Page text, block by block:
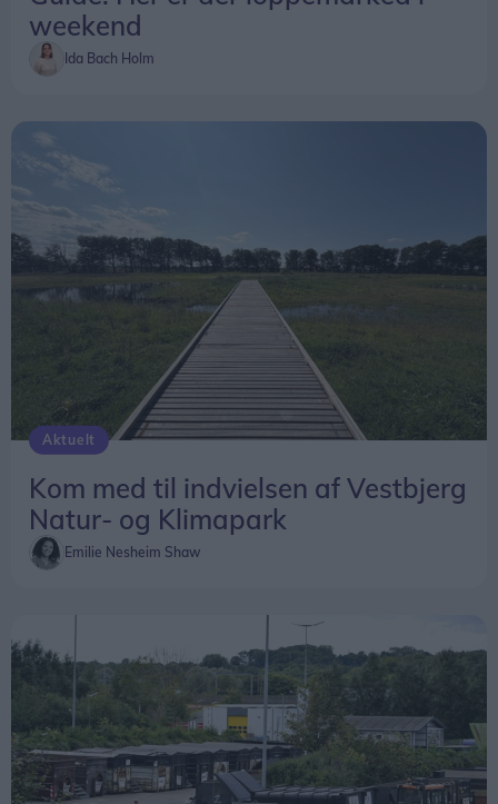
Entré: Gratis
weekend
Ida Bach Holm
Aktuelt
Kom med til indvielsen af Vestbjerg
Natur- og Klimapark
Emilie Nesheim Shaw